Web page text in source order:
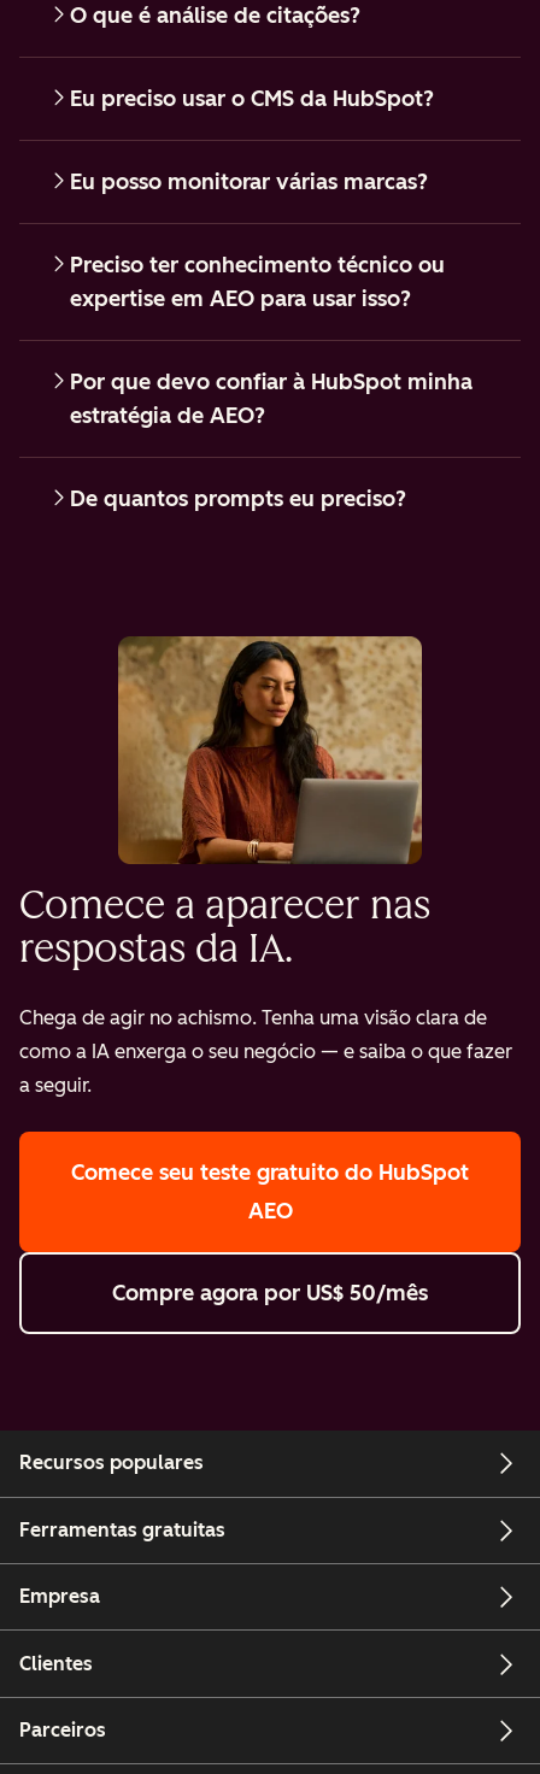
O que é análise de citações?
Eu preciso usar o CMS da HubSpot?
Eu posso monitorar várias marcas?
Preciso ter conhecimento técnico ou
expertise em AEO para usar isso?
Por que devo confiar à HubSpot minha
estratégia de AEO?
De quantos prompts eu preciso?
Comece a aparecer nas
respostas da IA.
Chega de agir no achismo. Tenha uma visão clara de
como a IA enxerga o seu negócio — e saiba o que fazer
a seguir.
Comece seu teste gratuito do HubSpot
AEO
Compre agora por US$ 50/mês
Recursos populares
Ferramentas gratuitas
Empresa
Clientes
Parceiros